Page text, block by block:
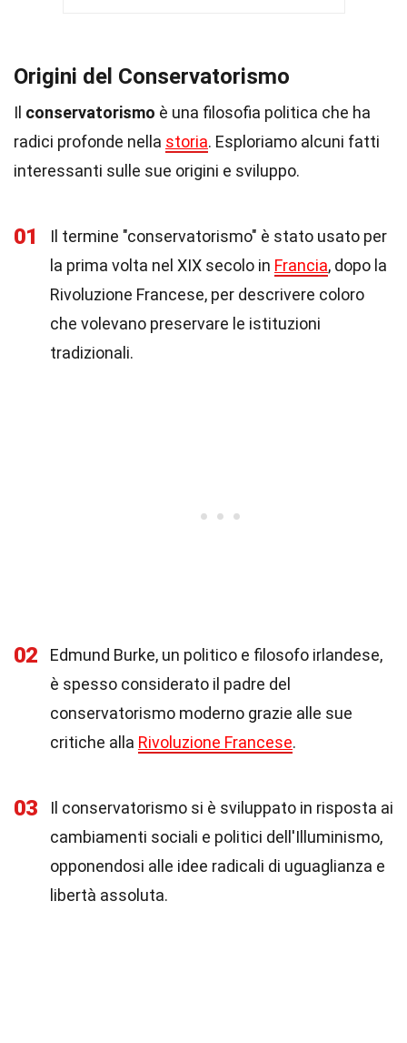
Origini del Conservatorismo
Il conservatorismo è una filosofia politica che ha
radici profonde nella storia. Esploriamo alcuni fatti
interessanti sulle sue origini e sviluppo.
01
Il termine "conservatorismo" è stato usato per
la prima volta nel XIX secolo in Francia, dopo la
Rivoluzione Francese, per descrivere coloro
che volevano preservare le istituzioni
tradizionali.
02
Edmund Burke, un politico e filosofo irlandese,
è spesso considerato il padre del
conservatorismo moderno grazie alle sue
critiche alla Rivoluzione Francese.
03
Il conservatorismo si è sviluppato in risposta ai
cambiamenti sociali e politici dell'Illuminismo,
opponendosi alle idee radicali di uguaglianza e
libertà assoluta.